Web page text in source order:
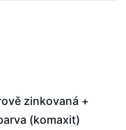
zinkovaná +
(komaxit)